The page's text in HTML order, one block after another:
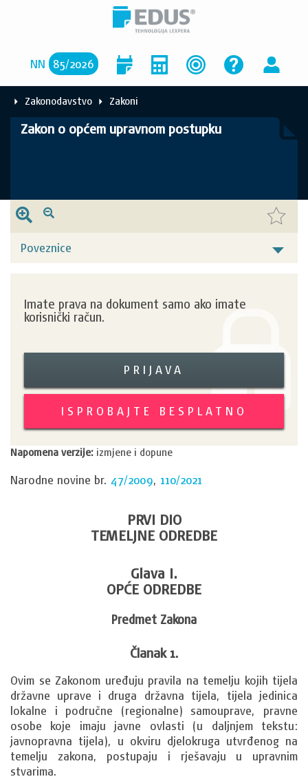
NN 85/2026
Zakonodavstvo Zakoni
Zakon o općem upravnom postupku
Poveznice
Imate prava na dokument samo ako imate
korisnički račun.
PRIJAVA
ISPROBAJTE BESPLATNO
Napomena verzije: izmjene i dopune
Narodne novine br. 47/2009, 110/2021
PRVI DIO
TEMELJNE ODREDBE
Glava I.
OPĆE ODREDBE
Predmet Zakona
Članak 1.
Ovim se Zakonom uređuju pravila na temelju kojih tijela
državne uprave i druga državna tijela, tijela jedinica
lokalne i područne (regionalne) samouprave, pravne
osobe koje imaju javne ovlasti (u daljnjem tekstu:
javnopravna tijela), u okviru djelokruga utvrđenog na
temelju zakona, postupaju i rješavaju u upravnim
stvarima.